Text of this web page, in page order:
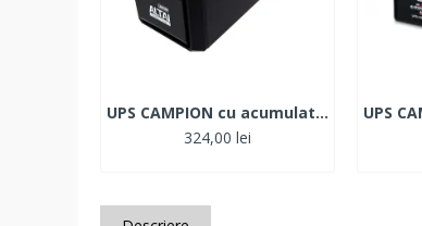
UPS CAMPION cu acumulator 220V , 600W cu 2 prize
324,00 lei